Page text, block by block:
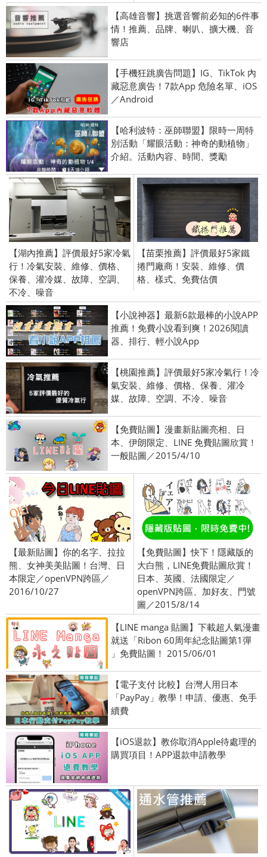
【高雄音響】挑選音響前必知的6件事
情！推薦、品牌、喇叭、擴大機、音
響店
【手機狂跳廣告問題】IG、TikTok 內
藏惡意廣告！7款App 危險名單、iOS
／Android
【哈利波特：巫師聯盟】限時一周特
別活動「耀眼活動：神奇的動植物」
介紹。活動內容、時間、獎勵
【湖內推薦】評價最好5家冷氣
行！冷氣安裝、維修、價格、
保養、灌冷媒、故障、空調、
不冷、噪音
【苗栗推薦】評價最好5家鐵
捲門廠商！安裝、維修、價
格、樣式、免費估價
【小說神器】最新6款最棒的小說APP
推薦！免費小說看到爽！2026閱讀
器、排行、輕小說App
【桃園推薦】評價最好5家冷氣行！冷
氣安裝、維修、價格、保養、灌冷
媒、故障、空調、不冷、噪音
【免費貼圖】漫畫新貼圖亮相、日
本、伊朗限定、LINE 免費貼圖欣賞！
一般貼圖／2015/4/10
【最新貼圖】你的名字、拉拉
熊、女神美美貼圖！台灣、日
本限定／openVPN跨區／
2016/10/27
【免費貼圖】快下！隱藏版的
大白熊，LINE免費貼圖欣賞！
日本、英國、法國限定／
openVPN跨區、加好友、門號
圖／2015/8/14
【LINE manga 貼圖】下載超人氣漫畫
就送「Ribon 60周年紀念貼圖第1彈
」免費貼圖！ 2015/06/01
【電子支付 比較】台灣人用日本
「PayPay」教學！申請、優惠、免手
續費
【iOS退款】教你取消Apple待處理的
購買項目！APP退款申請教學